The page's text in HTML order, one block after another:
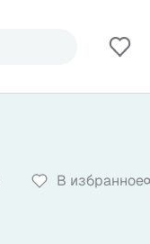
В избранное